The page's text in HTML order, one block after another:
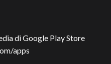
di Google Play Store
apps